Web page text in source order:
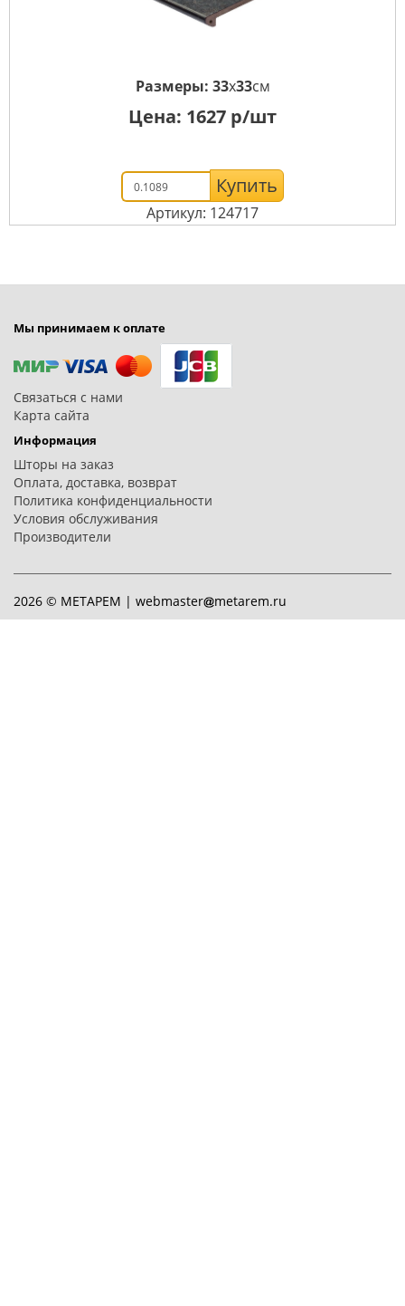
Размеры: 33x33см
Цена: 1627 р/шт
Купить
Артикул: 124717
Мы принимаем к оплате
Связаться с нами
Карта сайта
Информация
Шторы на заказ
Оплата, доставка, возврат
Политика конфиденциальности
Условия обслуживания
Производители
2026 © МЕТАРЕМ | webmaster metarem.ru